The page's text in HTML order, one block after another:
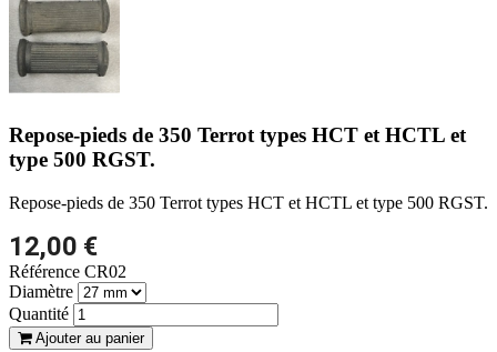
Repose-pieds de 350 Terrot types HCT et HCTL et
type 500 RGST.
Repose-pieds de 350 Terrot types HCT et HCTL et type 500 RGST.
12,00 €
Référence CR02
Diamètre
Quantité
Ajouter au panier